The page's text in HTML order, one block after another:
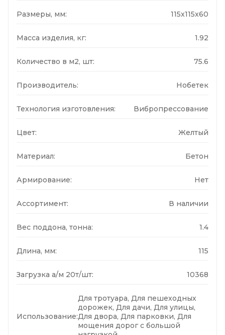
Размеры, мм: 115x115x60
Масса изделия, кг: 1.92
Количество в м2, шт: 75.6
Производитель: Нобетек
Технология изготовления: Вибропрессование
Цвет: Желтый
Материал: Бетон
Армирование: Нет
Ассортимент: В наличии
Вес поддона, тонна: 1.4
Длина, мм: 115
Загрузка а/м 20т/шт: 10368
Использование:
Для тротуара, Для пешеходных
дорожек, Для дачи, Для улицы,
Для двора, Для парковки, Для
мощения дорог с большой